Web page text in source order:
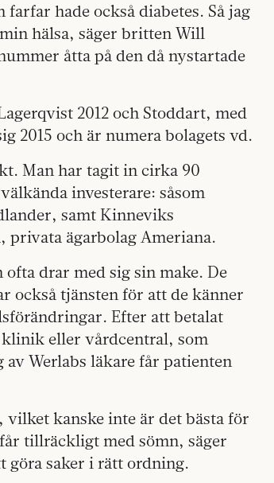
hade också diabetes. Så jag
hälsa, säger britten Will
åtta på den då nystartade
2012 och Stoddart, med
2015 och är numera bolagets vd.
Man har tagit in cirka 90
investerare: såsom
samt Kinneviks
privata ägarbolag Ameriana.
drar med sig sin make. De
också tjänsten för att de känner
Efter att betalat
eller vårdcentral, som
Werlabs läkare får patienten
kanske inte är det bästa för
tillräckligt med sömn, säger
göra saker i rätt ordning.